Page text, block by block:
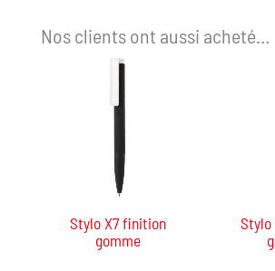
Nos clients ont aussi acheté…
Stylo X7 finition
gomme